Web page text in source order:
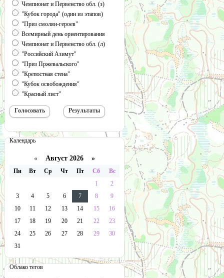
Чемпионат и Первенство обл. (з)
"Кубок города" (один из этапов)
"Приз смолян-героев"
Всемирный день ориентирования
Чемпионат и Первенство обл. (л)
"Российский Азимут"
"Приз Пржевальского"
"Крепостная стена"
"Кубок освобождения"
"Красный лист"
Календарь
« Август 2026 »
Пн Вт Ср Чт Пт Сб
Вс
1
2
3
4 5 6 7 8
9
10
11 12 13 14 15
16
17
18 19 20 21 22
23
24
25 26 27 28 29
30
31
Облако тегов